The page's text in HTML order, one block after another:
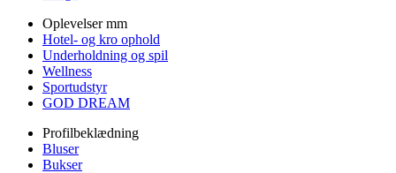
Oplevelser mm
Hotel- og kro ophold
Underholdning og spil
Wellness
Sportudstyr
GOD DREAM
Profilbeklædning
Bluser
Bukser